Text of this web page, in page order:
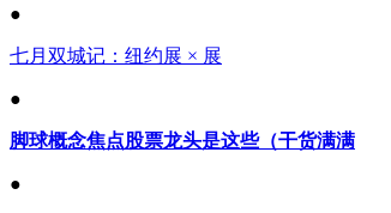
●
七月双城记：纽约展 × 展
●
脚球概念焦点股票龙头是这些（干货满满
●